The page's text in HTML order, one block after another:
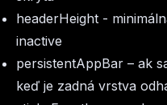
headerHeight -
inactive
persistentAppBar – ak
keď je zadná vrstva